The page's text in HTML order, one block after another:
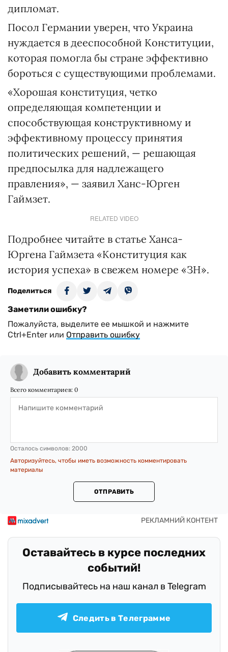
дипломат.
Посол Германии уверен, что Украина
нуждается в дееспособной Конституции,
которая помогла бы стране эффективно
бороться с существующими проблемами.
«Хорошая конституция, четко
определяющая компетенции и
способствующая конструктивному и
эффективному процессу принятия
политических решений, — решающая
предпосылка для надлежащего
правления», — заявил Ханс-Юрген
Гаймзет.
RELATED VIDEO
Подробнее читайте в статье Ханса-
Юргена Гаймзета «Конституция как
история успеха» в свежем номере «ЗН».
Поделиться
Заметили ошибку?
Пожалуйста, выделите ее мышкой и нажмите
Ctrl+Enter или Отправить ошибку
Добавить комментарий
Всего комментариев: 0
Осталось символов: 2000
Авторизуйтесь, чтобы иметь возможность комментировать
материалы
ОТПРАВИТЬ
Оставайтесь в курсе последних
событий!
Подписывайтесь на наш канал в Telegram
Следить в Телеграмме